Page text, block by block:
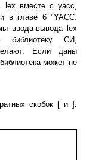
lex вместе с yacc,
в главе 6 "YACC:
ввода-вывода lex
библиотеку СИ,
Если даны
может не
скобок [ и ].